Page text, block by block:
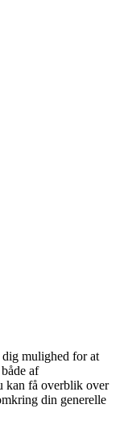
mulighed for at
af
kan få overblik over
din generelle